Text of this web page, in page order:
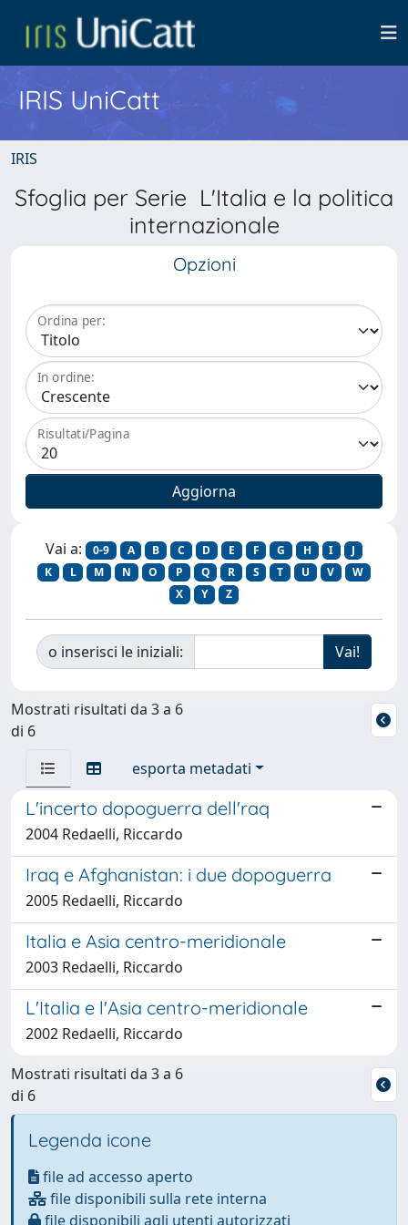
IRIS UniCatt
IRIS
Sfoglia per Serie L'Italia e la politica
internazionale
Opzioni
Ordina per:
In ordine:
Risultati/Pagina
Vai a: 0-9 A B C D E F G H I
J
K
L M N O P Q R S T U V
W
X
Y Z
o inserisci le iniziali:
Mostrati risultati da 3 a 6
di 6
esporta metadati
L'incerto dopoguerra dell'raq
2004 Redaelli, Riccardo
Iraq e Afghanistan: i due dopoguerra
2005 Redaelli, Riccardo
Italia e Asia centro-meridionale
2003 Redaelli, Riccardo
L'Italia e l'Asia centro-meridionale
2002 Redaelli, Riccardo
Mostrati risultati da 3 a 6
di 6
Legenda icone
file ad accesso aperto
file disponibili sulla rete interna
file disponibili agli utenti autorizzati